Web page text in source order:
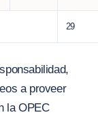
29
a proveer
la OPEC